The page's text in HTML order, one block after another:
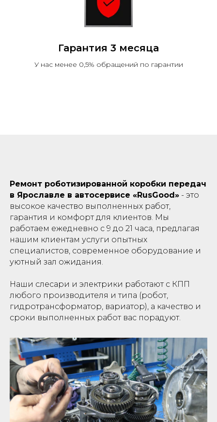
Гарантия 3 месяца
У нас менее 0,5% обращений по гарантии
Ремонт роботизированной коробки передач
в Ярославле в автосервисе «RusGood» - это
высокое качество выполненных работ,
гарантия и комфорт для клиентов. Мы
работаем ежедневно с 9 до 21 часа, предлагая
нашим клиентам услуги опытных
специалистов, современное оборудование и
уютный зал ожидания.
Наши слесари и электрики работают с КПП
любого производителя и типа (робот,
гидротрансформатор, вариатор), а качество и
сроки выполненных работ вас порадуют.